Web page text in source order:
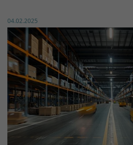
Veröffentlicht am:
04.02.2025